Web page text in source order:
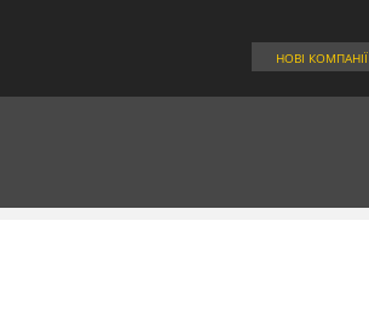
НОВІ КОМПАНІЇ